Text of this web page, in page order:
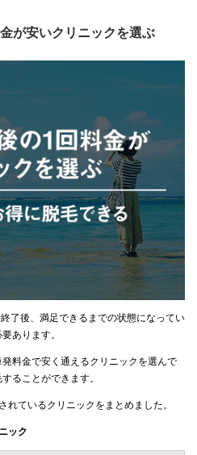
が安いクリニックを選ぶ
了後、満足できるまでの状態になってい
あります。
料金で安く通えるクリニックを選んで
ることができます。
れているクリニックをまとめました。
ック